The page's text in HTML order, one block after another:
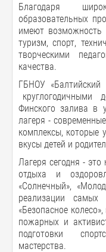
Благодаря
образовательных
имеют
туризм, спорт,
творческими
качества.
ГБНОУ «Балтийский
круглогодичными
Финского залива в
лагеря -
комплексы, которые
вкусы детей и
Лагеря сегодня -
отдыха и
«Солнечный»,
реализации самых
«Безопасное
пожарных и
подготовки
мастерства.